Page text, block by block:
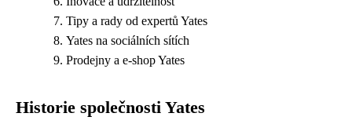
Tipy a rady od expertů Yates
Yates na sociálních sítích
Prodejny a e-shop Yates
Historie společnosti Yates